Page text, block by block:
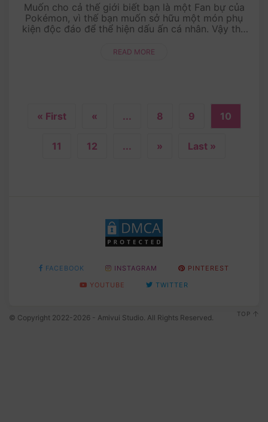
Muốn cho cả thế giới biết bạn là một Fan bự của
Pokémon, vì thế bạn muốn sở hữu một món phụ
kiện độc đáo để thể hiện dấu ấn cá nhân. Vậy thử
READ MORE
« First « ... 8 9 10
11 12 ... » Last »
FACEBOOK INSTAGRAM
PINTEREST
YOUTUBE
TWITTER
© Copyright 2022-2026 - Amivui Studio. All Rights Reserved. TOP